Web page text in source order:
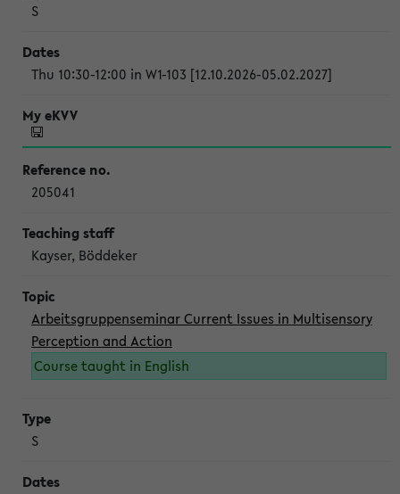
S
Thu 10:30-12:00 in W1-103 [12.10.2026-05.02.2027]
205041
Kayser, Böddeker
Arbeitsgruppenseminar Current Issues in Multisensory
Perception and Action
Course taught in English
S